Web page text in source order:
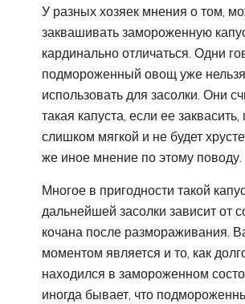
У разных хозяек мнения о том,
заквашивать замороженную
кардинально отличаться. Одни
подмороженный овощ уже нельзя
использовать для засолки. Они
такая капуста, если ее заквасить,
слишком мягкой и не будет
же иное мнение по этому поводу.
Многое в пригодности такой
дальнейшей засолки зависит от
кочана после размораживания.
моментом является и то, как
находился в замороженном
иногда бывает, что